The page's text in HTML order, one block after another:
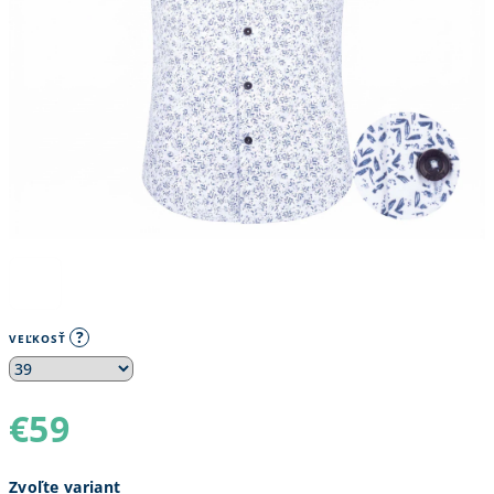
VEĽKOSŤ ?
€59
Zvoľte variant